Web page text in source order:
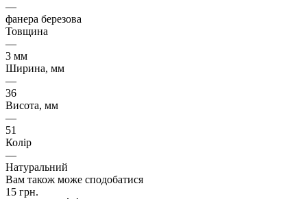
—
фанера березова
Товщина
—
3 мм
Ширина, мм
—
36
Висота, мм
—
51
Колір
—
Натуральний
Вам також може сподобатися
15 грн.